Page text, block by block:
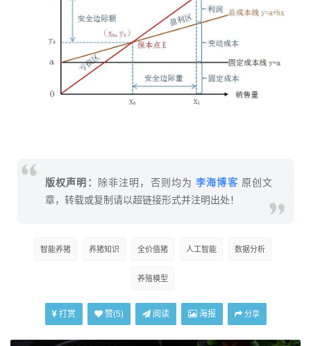
版权声明： 除非注明，否则均为 李海博客 原创文
章，转载或复制请以超链接形式并注明出处！
智能养猪 养猪知识 全价值猪 人工智能 数据分析
养殖模型
打赏 赞(5) 阅读 海报 分享